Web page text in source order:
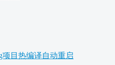
项目热编译自动重启